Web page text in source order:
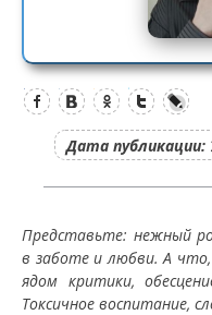
Дата публикации:
Представьте: нежный
в заботе и любви. А
ядом критики,
Токсичное воспитание,